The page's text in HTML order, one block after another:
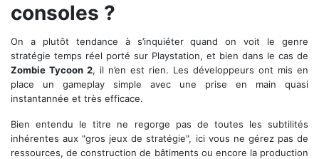
consoles ?
On a plutôt tendance à s’inquiéter quand on voit le genre
stratégie temps réel porté sur Playstation, et bien dans le cas de
Zombie Tycoon 2, il n’en est rien. Les développeurs ont mis en
place un gameplay simple avec une prise en main quasi
instantannée et très efficace.
Bien entendu le titre ne regorge pas de toutes les subtilités
inhérentes aux "gros jeux de stratégie", ici vous ne gérez pas de
ressources, de construction de bâtiments ou encore la production